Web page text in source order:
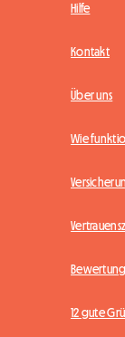
Hilfe
Kontakt
Über uns
Wie
12 gute